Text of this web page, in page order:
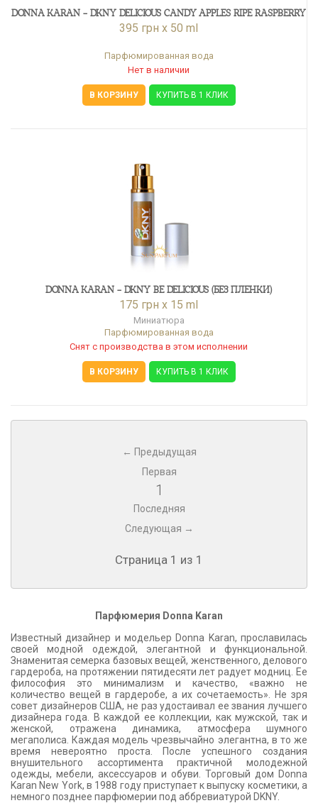
DONNA KARAN - DKNY DELICIOUS CANDY APPLES RIPE RASPBERRY
395 грн x 50 ml
Парфюмированная вода
Нет в наличии
В КОРЗИНУ КУПИТЬ В 1 КЛИК
DONNA KARAN - DKNY BE DELICIOUS (БЕЗ ПЛЕНКИ)
175 грн x 15 ml
Миниатюра
Парфюмированная вода
Снят с производства в этом исполнении
В КОРЗИНУ КУПИТЬ В 1 КЛИК
← Предыдущая
Первая
1
Последняя
Следующая →
Страница 1 из 1
Парфюмерия Donna Karan
Известный дизайнер и модельер Donna Karan, прославилась
своей модной одеждой, элегантной и функциональной.
Знаменитая семерка базовых вещей, женственного, делового
гардероба, на протяжении пятидесяти лет радует модниц. Ее
философия это минимализм и качество, «важно не
количество вещей в гардеробе, а их сочетаемость». Не зря
совет дизайнеров США, не раз удостаивал ее звания лучшего
дизайнера года. В каждой ее коллекции, как мужской, так и
женской, отражена динамика, атмосфера шумного
мегаполиса. Каждая модель чрезвычайно элегантна, в то же
время невероятно проста. После успешного создания
внушительного ассортимента практичной молодежной
одежды, мебели, аксессуаров и обуви. Торговый дом Donna
Karan New York, в 1988 году приступает к выпуску косметики, а
немного позднее парфюмерии под аббревиатурой DKNY.